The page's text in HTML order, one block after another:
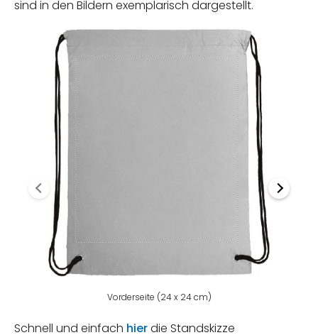
sind in den Bildern exemplarisch dargestellt.
Vorderseite (24 x 24 cm)
Schnell und einfach hierdie Standskizze